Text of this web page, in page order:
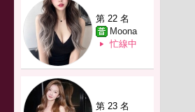
第 22 名
Moona
忙線中
第 23 名